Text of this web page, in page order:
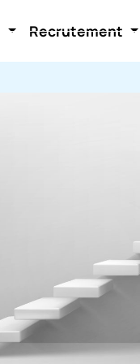
Recrutement